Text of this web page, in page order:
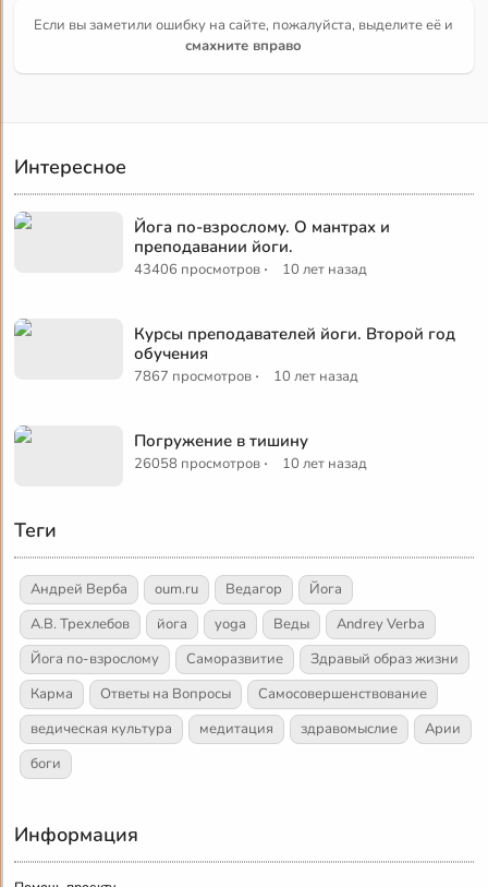
Если вы заметили ошибку на сайте, пожалуйста, выделите её и
смахните вправо
Интересное
Йога по-взрослому. О мантрах и
преподавании йоги.
43406 просмотров · 10 лет назад
Курсы преподавателей йоги. Второй год
обучения
7867 просмотров · 10 лет назад
Погружение в тишину
26058 просмотров · 10 лет назад
Теги
Андрей Верба oum.ru Ведагор
Йога
А.В. Трехлебов
йога yoga Веды
Andrey Verba
Йога по-взрослому
Саморазвитие
Здравый образ жизни
Карма
Ответы на Вопросы
Самосовершенствование
ведическая культура
медитация здравомыслие
Арии
боги
Информация